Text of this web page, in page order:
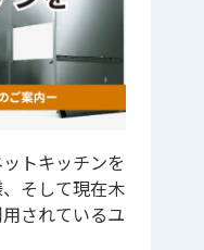
トキッチンを
そして現在木
されているユ